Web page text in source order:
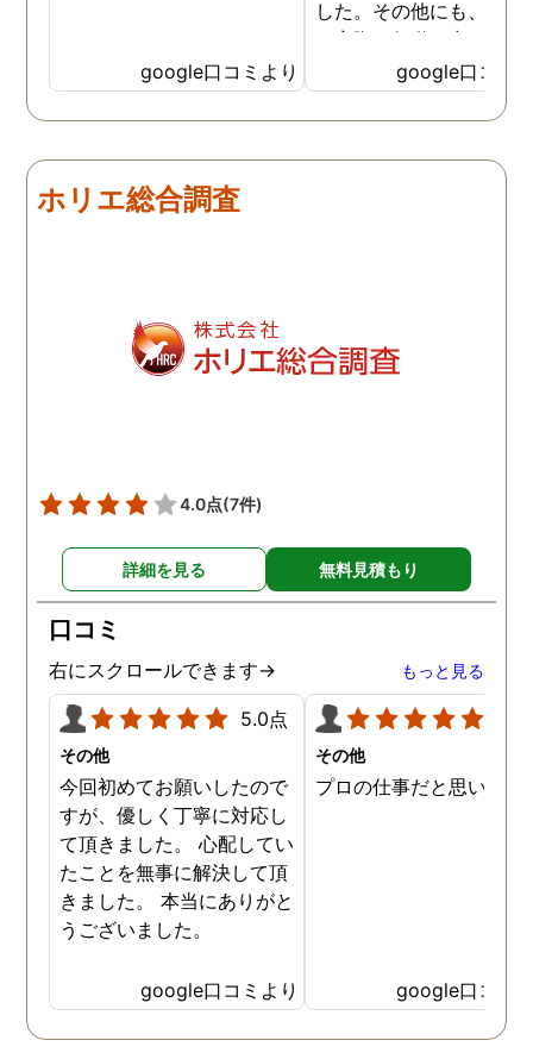
google口コミより
した。その他にも、相談
ら実際に行動に出て頂い
のが、スゴく早く問題を
決していただき、大変助
りました。 次回も是非
しろ最初の相談の段階が
google口コミ
ホリエ総合調査
4.0点(7件)
詳細を見る 無料見積もり
口コミ
右にスクロールできます→ もっと見る
5.0点
その他
今回初めてお願いしたので
すが、優しく丁寧に対応し
て頂きました。 心配してい
たことを無事に解決して頂
きました。 本当にありがと
うございました。
google口コミより
その他
プロの仕事だと思います
google口コミ